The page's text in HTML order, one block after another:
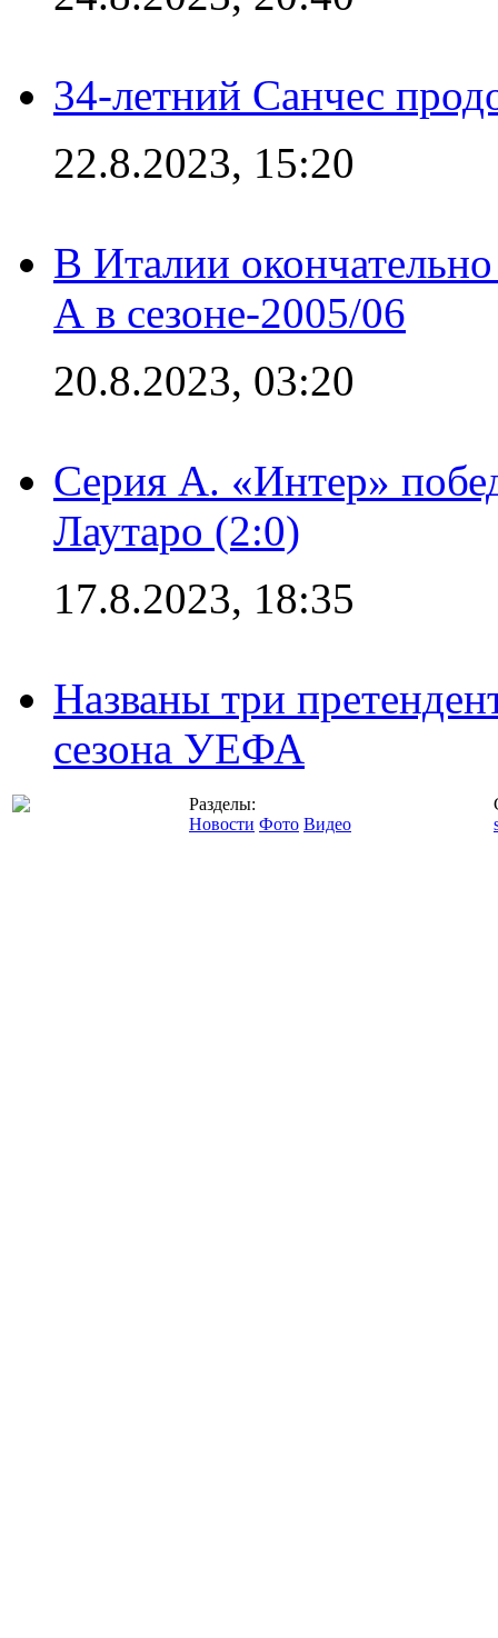
34-летний Санчес
22.8.2023, 15:20
В Италии
А в сезоне-2005/06
20.8.2023, 03:20
Серия А. «Интер»
Лаутаро (2:0)
17.8.2023, 18:35
Названы три
сезона УЕФА
Разделы:
Новости Фото Видео